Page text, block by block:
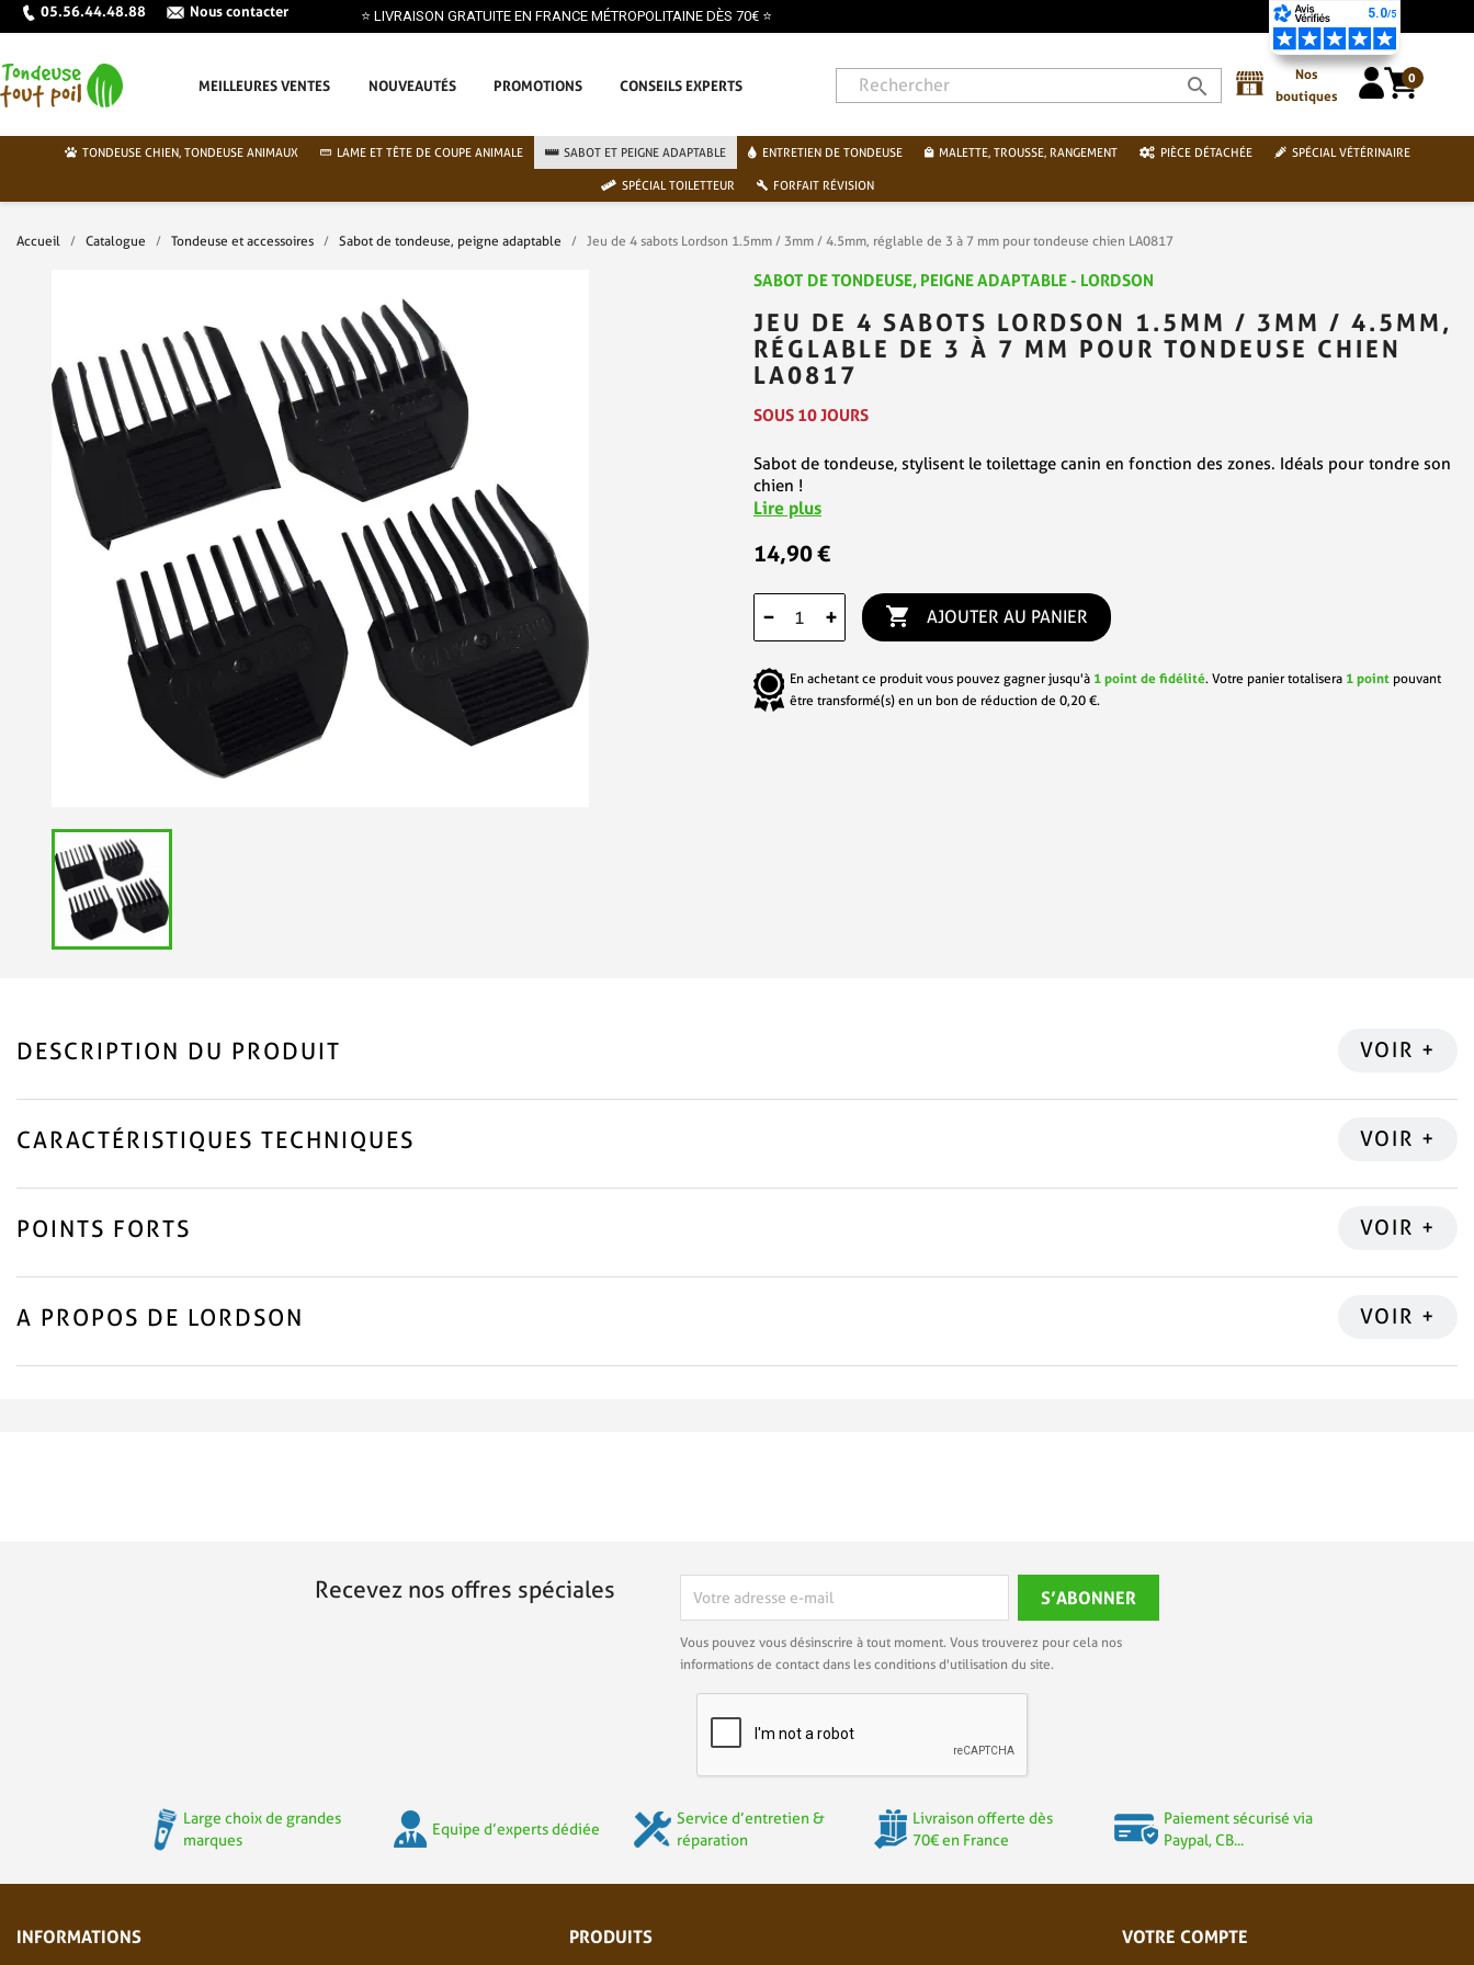
05.56.44.48.88 Nous contacter PAIEMENT SÉCURISÉ PAR CARTE BANCAIRE
MEILLEURES VENTES NOUVEAUTÉS PROMOTIONS CONSEILS EXPERTS search
Nos
boutiques
0
TONDEUSE CHIEN, TONDEUSE ANIMAUX LAME ET TÊTE DE COUPE ANIMALE SABOT ET PEIGNE ADAPTABLE ENTRETIEN DE TONDEUSE MALETTE, TROUSSE, RANGEMENT PIÈCE DÉTACHÉE SPÉCIAL VÉTÉRINAIRE
SPÉCIAL TOILETTEUR FORFAIT RÉVISION
Accueil Catalogue Tondeuse et accessoires Sabot de tondeuse, peigne adaptable Jeu de 4 sabots Lordson 1.5mm / 3mm / 4.5mm, réglable de 3 à 7 mm pour tondeuse chien LA0817
SABOT DE TONDEUSE, PEIGNE ADAPTABLE - LORDSON
JEU DE 4 SABOTS LORDSON 1.5MM / 3MM / 4.5MM,
RÉGLABLE DE 3 À 7 MM POUR TONDEUSE CHIEN
LA0817
SOUS 10 JOURS
Sabot de tondeuse, stylisent le toilettage canin en fonction des zones. Idéals pour tondre son
chien !
Lire plus
14,90 €
− +  AJOUTER AU PANIER
En achetant ce produit vous pouvez gagner jusqu'à 1 point de fidélité. Votre panier totalisera 1 point pouvant
être transformé(s) en un bon de réduction de 0,20 €.
DESCRIPTION DU PRODUIT
CARACTÉRISTIQUES TECHNIQUES
POINTS FORTS
A PROPOS DE LORDSON
Recevez nos offres spéciales
Vous pouvez vous désinscrire à tout moment. Vous trouverez pour cela nos
informations de contact dans les conditions d'utilisation du site.
Large choix de grandes
marques
Equipe d’experts dédiée
Service d’entretien &
réparation
Livraison offerte dès
70€ en France
Paiement sécurisé via
Paypal, CB...
INFORMATIONS PRODUITS VOTRE COMPTE